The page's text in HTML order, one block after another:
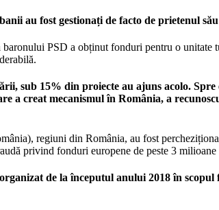
au fost gestionați de facto de prietenul
PSD a obținut fonduri pentru o unitate
sub 15% din proiecte au ajuns acolo.
a creat mecanismul în România, a
regiuni din România, au fost
privind fonduri europene de peste 3 milioane
de la începutul anului 2018 în